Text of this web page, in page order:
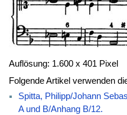
Auflösung: 1.600 x 401 Pixel
Folgende Artikel verwenden
Spitta, Philipp/Johann
A und B/Anhang B/12.